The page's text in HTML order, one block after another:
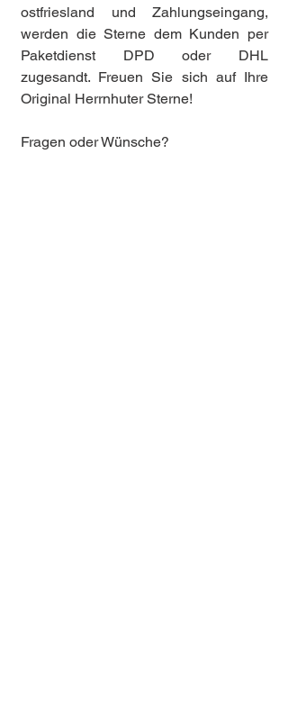
ostfriesland und Zahlungseingang,
werden die Sterne dem Kunden per
Paketdienst DPD oder DHL
zugesandt. Freuen Sie sich auf Ihre
Original Herrnhuter Sterne!
Fragen oder Wünsche?